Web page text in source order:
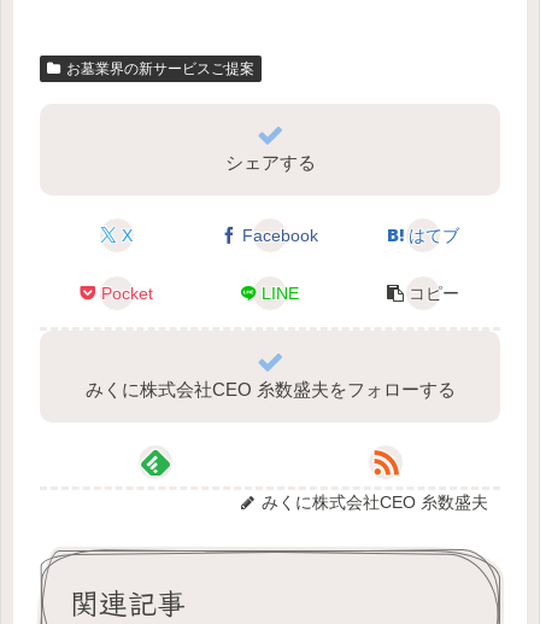
お墓業界の新サービスご提案
シェアする
X Facebook はてブ
Pocket LINE コピー
みくに株式会社CEO 糸数盛夫をフォローする
みくに株式会社CEO 糸数盛夫
関連記事